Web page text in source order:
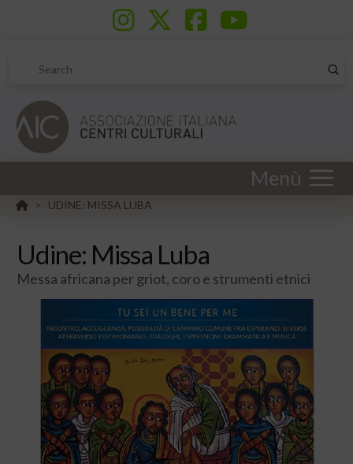
Search
Menù
HOME
> UDINE: MISSA LUBA
Udine: Missa Luba
Messa africana per griot, coro e strumenti etnici